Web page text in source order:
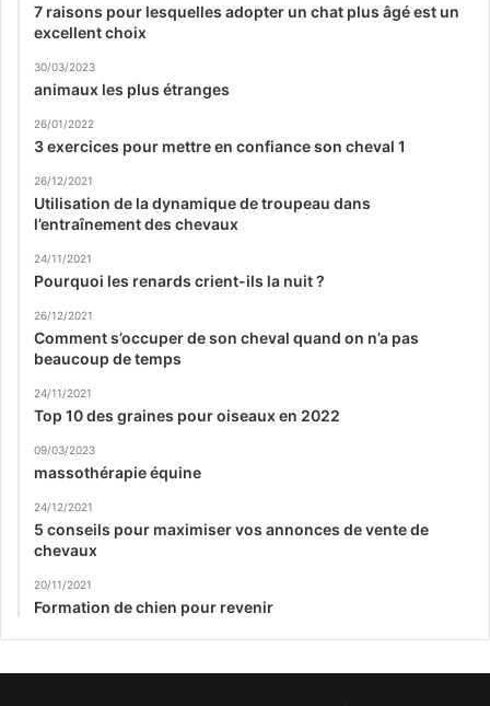
7 raisons pour lesquelles adopter un chat plus âgé est un
excellent choix
30/03/2023
animaux les plus étranges
26/01/2022
3 exercices pour mettre en confiance son cheval 1
26/12/2021
Utilisation de la dynamique de troupeau dans
l’entraînement des chevaux
24/11/2021
Pourquoi les renards crient-ils la nuit ?
26/12/2021
Comment s’occuper de son cheval quand on n’a pas
beaucoup de temps
24/11/2021
Top 10 des graines pour oiseaux en 2022
09/03/2023
massothérapie équine
24/12/2021
5 conseils pour maximiser vos annonces de vente de
chevaux
20/11/2021
Formation de chien pour revenir